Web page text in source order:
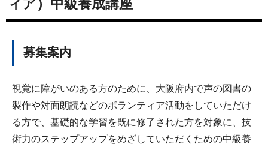
ィア）中級養成講座
募集案内
視覚に障がいのある方のために、大阪府内で声の図書の
製作や対面朗読などのボランティア活動をしていただけ
る方で、基礎的な学習を既に修了された方を対象に、技
術力のステップアップをめざしていただくための中級養